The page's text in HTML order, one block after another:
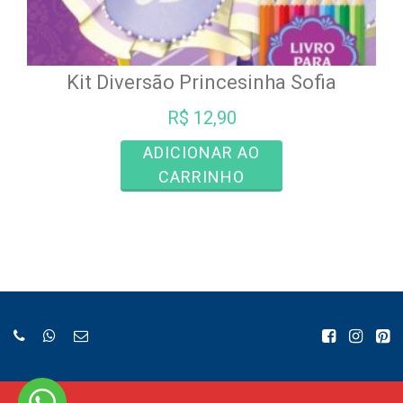
Kit Diversão Princesinha Sofia
R$ 12,90
ADICIONAR AO
CARRINHO